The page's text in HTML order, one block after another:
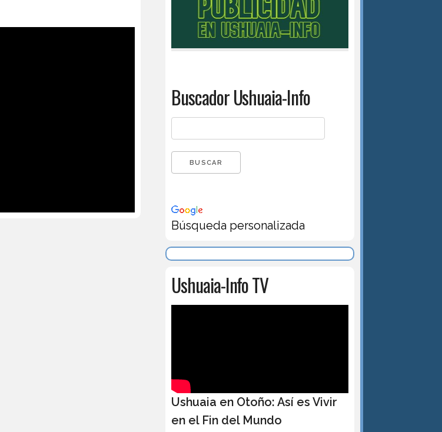
Buscador Ushuaia-Info
Búsqueda personalizada
Ushuaia-Info TV
Ushuaia en Otoño: Así es Vivir
en el Fin del Mundo